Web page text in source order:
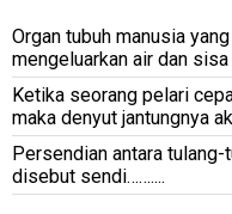
Organ tubuh manusia
mengeluarkan air dan
Ketika seorang pelari
maka denyut jantungnya
Persendian antara
disebut sendi……....